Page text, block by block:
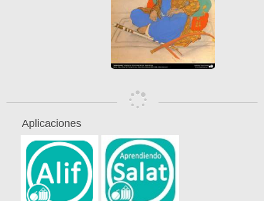
Aplicaciones